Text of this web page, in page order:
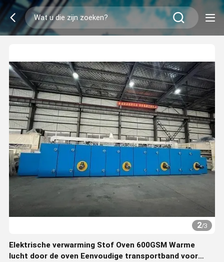
2/3
Elektrische verwarming Stof Oven 600GSM Warme
lucht door de oven Eenvoudige transportband voor